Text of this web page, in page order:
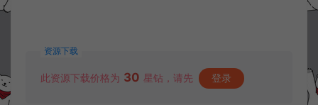
资源下载
此资源下载价格为 30 星钻，请先 登录